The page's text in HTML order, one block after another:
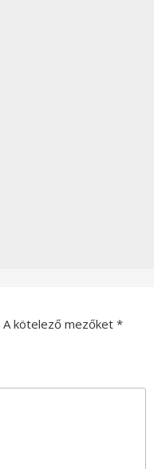
A kötelező mezőket *